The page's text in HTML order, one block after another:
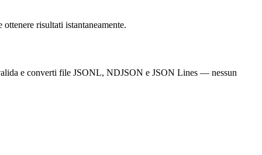
risultati istantaneamente.
e converti file JSONL, NDJSON e JSON Lines — nessun